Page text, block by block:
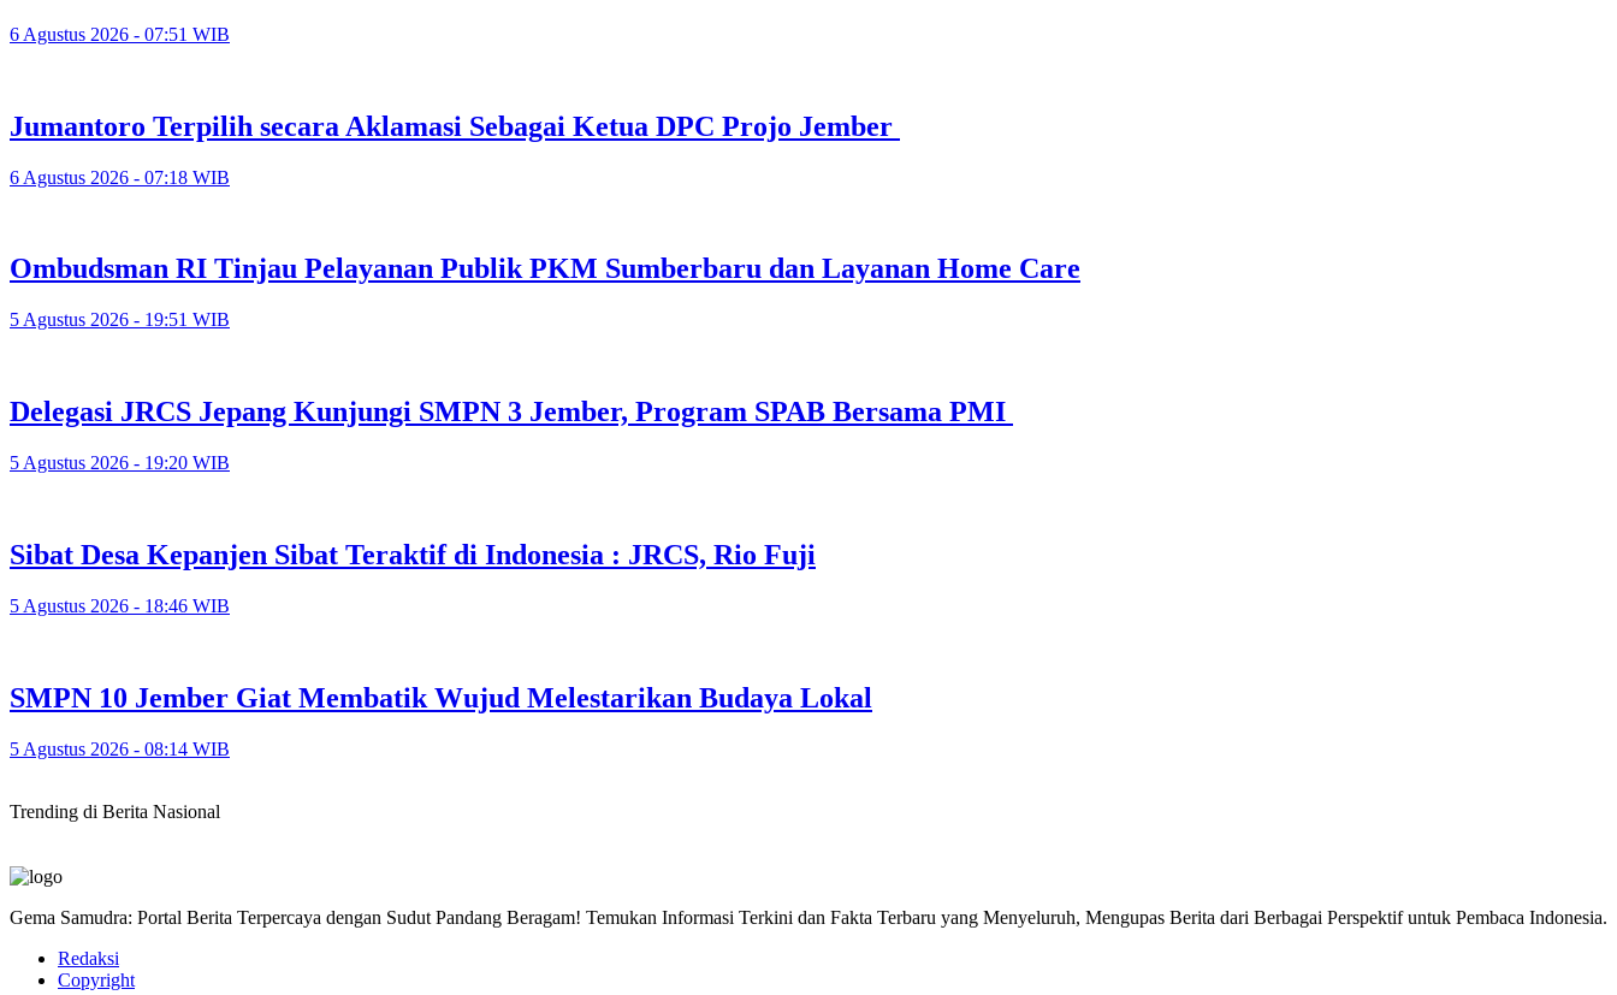
6 Agustus 2026 - 07:51 WIB
Jumantoro Terpilih secara Aklamasi Sebagai Ketua DPC Projo Jember
6 Agustus 2026 - 07:18 WIB
Ombudsman RI Tinjau Pelayanan Publik PKM Sumberbaru dan Layanan Home Care
5 Agustus 2026 - 19:51 WIB
Delegasi JRCS Jepang Kunjungi SMPN 3 Jember, Program SPAB Bersama PMI
5 Agustus 2026 - 19:20 WIB
Sibat Desa Kepanjen Sibat Teraktif di Indonesia : JRCS, Rio Fuji
5 Agustus 2026 - 18:46 WIB
SMPN 10 Jember Giat Membatik Wujud Melestarikan Budaya Lokal
5 Agustus 2026 - 08:14 WIB
Trending di Berita Nasional
Gema Samudra: Portal Berita Terpercaya dengan Sudut Pandang Beragam! Temukan Informasi Terkini dan Fakta Terbaru yang Menyeluruh, Mengupas Berita dari Berbagai Perspektif untuk Pembaca Indonesia.
Redaksi
Copyright